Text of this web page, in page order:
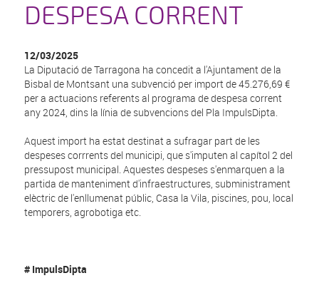
DESPESA CORRENT
12/03/2025
La Diputació de Tarragona ha concedit a l'Ajuntament de la
Bisbal de Montsant una subvenció per import de 45.276,69 €
per a actuacions referents al programa de despesa corrent
any 2024, dins la línia de subvencions del Pla ImpulsDipta.
Aquest import ha estat destinat a sufragar part de les
despeses corrrents del municipi, que s'imputen al capítol 2 del
pressupost municipal. Aquestes despeses s'enmarquen a la
partida de manteniment d'infraestructures, subministrament
elèctric de l'enllumenat públic, Casa la Vila, piscines, pou, local
temporers, agrobotiga etc.
# ImpulsDipta